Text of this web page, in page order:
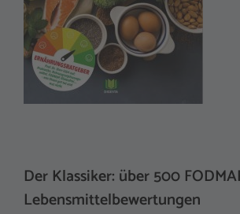
Der Klassiker: über 500
Lebensmittelbewertungen